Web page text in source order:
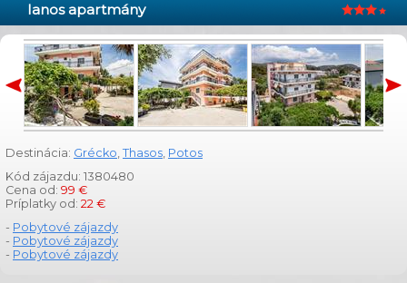
Ianos apartmány
Destinácia: Grécko, Thasos, Potos
Kód zájazdu: 1380480
Cena od: 99 €
Príplatky od: 22 €
- Pobytové zájazdy
- Pobytové zájazdy
- Pobytové zájazdy